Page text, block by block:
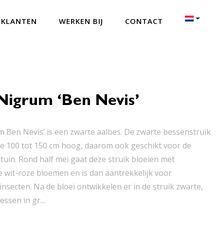
WERKEN BIJ CONTACT
‘Ben Nevis’
Ben Nevis’ is een zwarte aalbes. De zwarte bessenstruik
100 tot 150 cm hoog, daarom ook geschikt voor de
Rond half mei gaat deze struik bloeien met
wit-roze bloemen en is dan aantrekkelijk voor
Na de bloei ontwikkelen er in de struik zwarte,
in gr...